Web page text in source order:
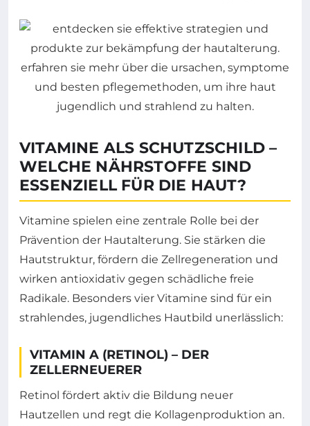
VITAMINE ALS SCHUTZSCHILD –
WELCHE NÄHRSTOFFE SIND
ESSENZIELL FÜR DIE HAUT?
Vitamine spielen eine zentrale Rolle bei der
Prävention der Hautalterung. Sie stärken die
Hautstruktur, fördern die Zellregeneration und
wirken antioxidativ gegen schädliche freie
Radikale. Besonders vier Vitamine sind für ein
strahlendes, jugendliches Hautbild unerlässlich:
VITAMIN A (RETINOL) – DER
ZELLERNEUERER
Retinol fördert aktiv die Bildung neuer
Hautzellen und regt die Kollagenproduktion an.